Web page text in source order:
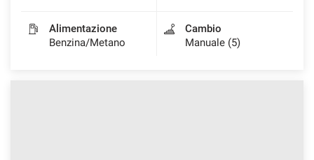
Alimentazione
Benzina/Metano
Cambio
Manuale (5)